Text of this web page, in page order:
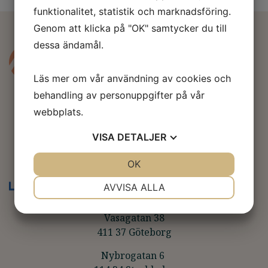
AHLP Corporate Finance AB
Vasagatan 38
411 37 Göteborg
Nybrogatan 6
funktionalitet, statistik och marknadsföring.
Genom att klicka på "OK" samtycker du till
dessa ändamål.
Läs mer om vår användning av cookies och
behandling av personuppgifter på vår
webbplats.
VISA DETALJER
MARKNADSFÖRING STATISTIK
AVVISA ALLA
OK